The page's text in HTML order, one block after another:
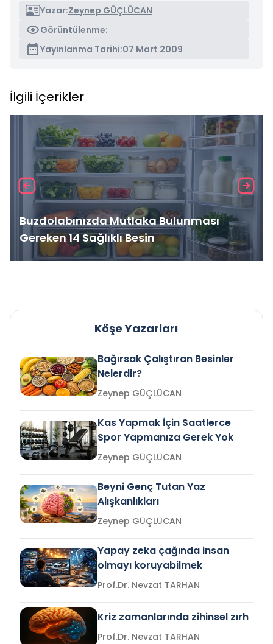
Yazar:Zeynep GÜÇLÜCAN
Görüntülenme:
Yayınlanma Tarihi:07 Mart 2009
İlgili İçerikler
Buzdolabınızda Mutlaka Bulunması
Gereken 14 Sağlıklı Besin
Köşe Yazarları
Bağırsak Çalıştıran Besinler
Nelerdir?
Zeynep GÜÇLÜCAN
Kas Yapmak İçin Saatlerce
Spor Yapmanıza Gerek Yok
Zeynep GÜÇLÜCAN
Beyni Genç Tutan Yaz
Alışkanlıkları
Zeynep GÜÇLÜCAN
Yapay zeka çağında insan
olmayı koruyabilmek
Prof.Dr. Nevzat TARHAN
Kriz zamanlarında zihinsel zırh
Prof.Dr. Nevzat TARHAN